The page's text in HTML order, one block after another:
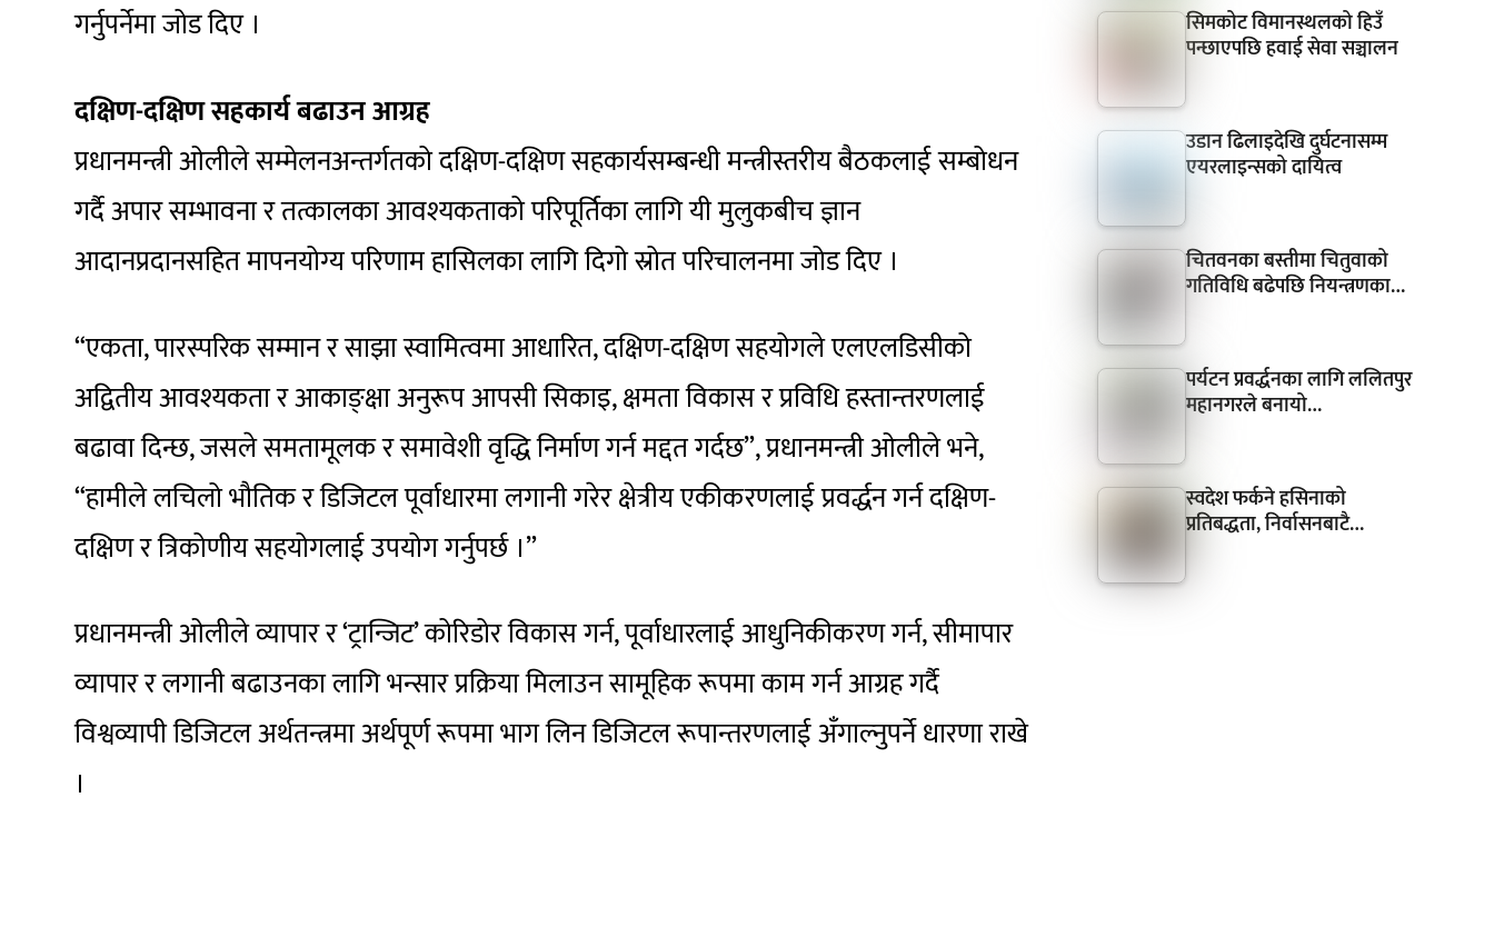
गर्नुपर्नेमा जोड दिए ।
दक्षिण-दक्षिण सहकार्य बढाउन आग्रह
प्रधानमन्त्री ओलीले सम्मेलनअन्तर्गतको दक्षिण-दक्षिण सहकार्यसम्बन्धी मन्त्रीस्तरीय बैठकलाई सम्बोधन
गर्दै अपार सम्भावना र तत्कालका आवश्यकताको परिपूर्तिका लागि यी मुलुकबीच ज्ञान
आदानप्रदानसहित मापनयोग्य परिणाम हासिलका लागि दिगो स्रोत परिचालनमा जोड दिए ।
“एकता, पारस्परिक सम्मान र साझा स्वामित्वमा आधारित, दक्षिण-दक्षिण सहयोगले एलएलडिसीको
अद्वितीय आवश्यकता र आकाङ्क्षा अनुरूप आपसी सिकाइ, क्षमता विकास र प्रविधि हस्तान्तरणलाई
बढावा दिन्छ, जसले समतामूलक र समावेशी वृद्धि निर्माण गर्न मद्दत गर्दछ”, प्रधानमन्त्री ओलीले भने,
“हामीले लचिलो भौतिक र डिजिटल पूर्वाधारमा लगानी गरेर क्षेत्रीय एकीकरणलाई प्रवर्द्धन गर्न दक्षिण-
दक्षिण र त्रिकोणीय सहयोगलाई उपयोग गर्नुपर्छ ।”
प्रधानमन्त्री ओलीले व्यापार र ‘ट्रान्जिट’ कोरिडोर विकास गर्न, पूर्वाधारलाई आधुनिकीकरण गर्न, सीमापार
व्यापार र लगानी बढाउनका लागि भन्सार प्रक्रिया मिलाउन सामूहिक रूपमा काम गर्न आग्रह गर्दै
विश्वव्यापी डिजिटल अर्थतन्त्रमा अर्थपूर्ण रूपमा भाग लिन डिजिटल रूपान्तरणलाई अँगाल्नुपर्ने धारणा राखे
।
सिमकोट विमानस्थलको हिउँ
पन्छाएपछि हवाई सेवा सञ्चालन
उडान ढिलाइदेखि दुर्घटनासम्म
एयरलाइन्सको दायित्व
चितवनका बस्तीमा चितुवाको
गतिविधि बढेपछि नियन्त्रणका…
पर्यटन प्रवर्द्धनका लागि ललितपुर
महानगरले बनायो…
स्वदेश फर्कने हसिनाको
प्रतिबद्धता, निर्वासनबाटै…